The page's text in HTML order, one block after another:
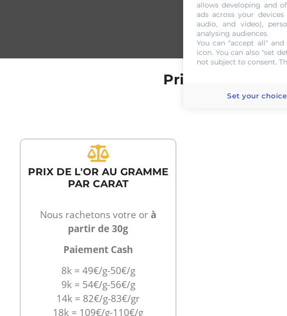
NOUS
Prix de l'or au
PRIX DE L'OR AU GRAMME
PAR CARAT
Nous rachetons votre orà
partir de 30g
Paiement Cash
8k = 49€/g-50€/g
9k = 54€/g-56€/g
14k = 82€/g-83€/gr
18k = 109€/g-110€/g
allows developing and
ads across your
audio, and video),
analysing audiences.
You can "accept all"
icon. You can also "set
not subject to consent.
Set your